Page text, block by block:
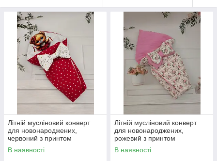
Літній мусліновий конверт
для новонароджених,
червоний з принтом
Ведмедик
В наявності
Літній мусліновий конверт
для новонароджених,
рожевий з принтом
трояндочки
В наявності